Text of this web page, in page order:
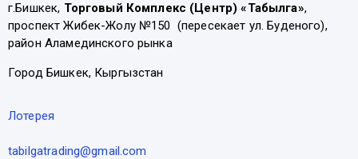
г.Бишкек, Торговый Комплекс (Центр) «Табылга»,
проспект Жибек-Жолу №150 (пересекает ул. Буденого),
район Аламединского рынка
Город Бишкек, Кыргызстан
Лотерея
tabilgatrading@gmail.com